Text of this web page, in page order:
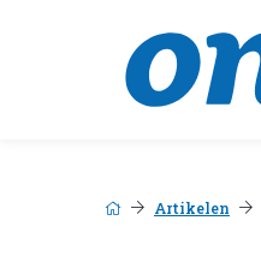
Artikelen